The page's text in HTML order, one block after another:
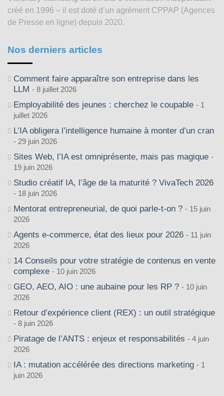
créé en 1996 – il est doté d’un agrément CPPAP (Agences
de Presse en ligne) depuis 2020.
Nos derniers articles
Comment faire apparaître son entreprise dans les
LLM
8 juillet 2026
Employabilité des jeunes : cherchez le coupable
1
juillet 2026
L’IA obligera l’intelligence humaine à monter d’un cran
29 juin 2026
Sites Web, l’IA est omniprésente, mais pas magique
19 juin 2026
Studio créatif IA, l’âge de la maturité ? VivaTech 2026
18 juin 2026
Mentorat entrepreneurial, de quoi parle-t-on ?
15 juin
2026
Agents e-commerce, état des lieux pour 2026
11 juin
2026
14 Conseils pour votre stratégie de contenus en vente
complexe
10 juin 2026
GEO, AEO, AIO : une aubaine pour les RP ?
10 juin
2026
Retour d’expérience client (REX) : un outil stratégique
8 juin 2026
Piratage de l’ANTS : enjeux et responsabilités
4 juin
2026
IA : mutation accélérée des directions marketing
1
juin 2026